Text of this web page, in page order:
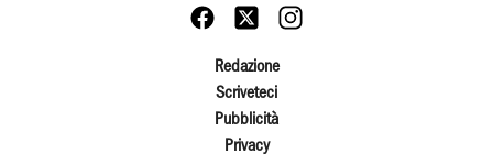
Redazione
Scriveteci
Pubblicità
Privacy